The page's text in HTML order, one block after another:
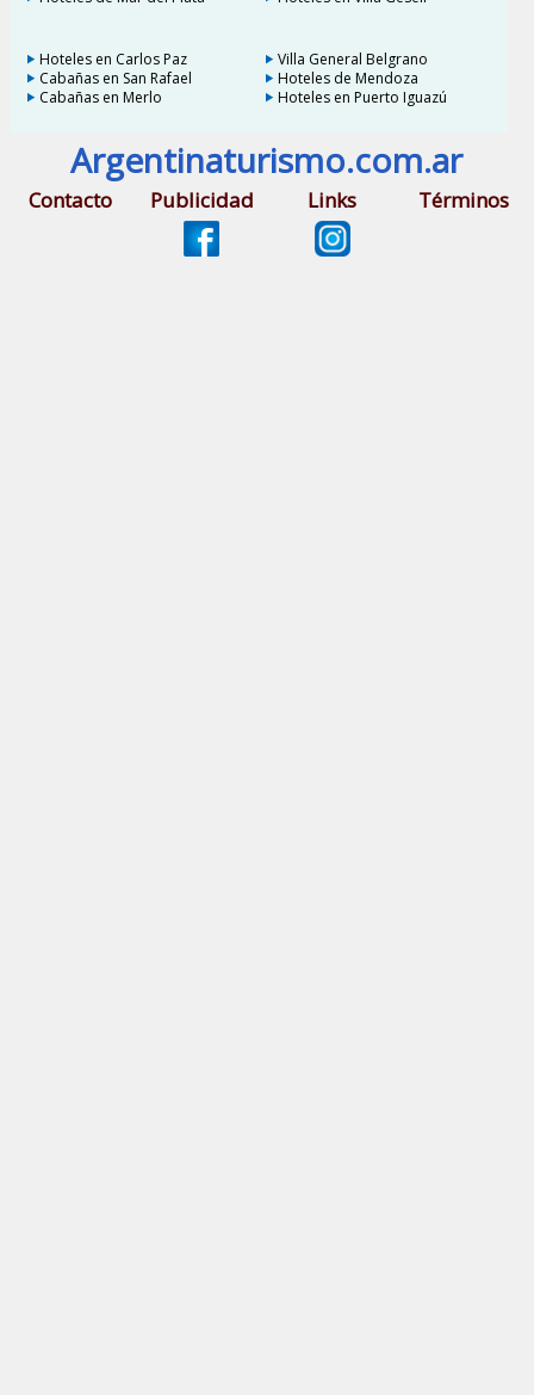
Hoteles en Carlos Paz
Villa General Belgrano
Cabañas en San Rafael
Hoteles de Mendoza
Cabañas en Merlo
Hoteles en Puerto Iguazú
Argentinaturismo.com.ar
Contacto Publicidad Links Términos